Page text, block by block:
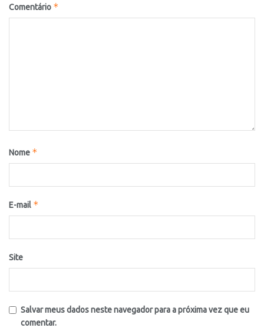
Comentário *
Nome *
E-mail *
Site
Salvar meus dados neste navegador para a próxima vez que eu
comentar.